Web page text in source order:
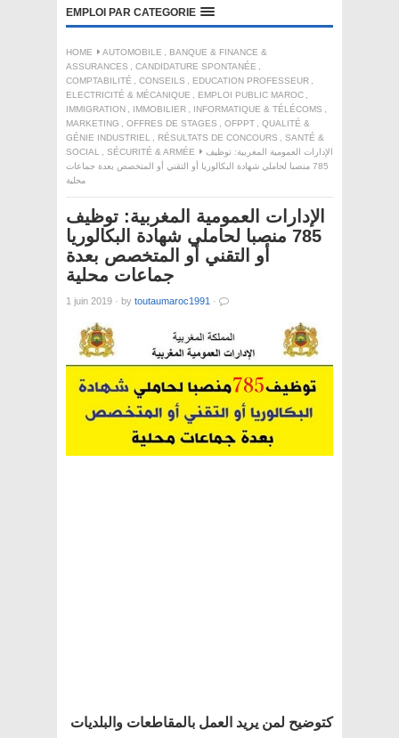
EMPLOI PAR CATEGORIE
HOME AUTOMOBILE , BANQUE & FINANCE &
ASSURANCES , CANDIDATURE SPONTANÉE ,
COMPTABILITÉ , CONSEILS , EDUCATION PROFESSEUR ,
ELECTRICITÉ & MÉCANIQUE , EMPLOI PUBLIC MAROC ,
IMMIGRATION , IMMOBILIER , INFORMATIQUE & TÉLÉCOMS ,
MARKETING , OFFRES DE STAGES , OFPPT , QUALITÉ &
GÉNIE INDUSTRIEL , RÉSULTATS DE CONCOURS , SANTÉ &
SOCIAL , SÉCURITÉ & ARMÉE
الإدارات العمومية المغربية: توظيف
785 منصبا لحاملي شهادة البكالوريا أو التقني أو المتخصص بعدة جماعات
محلية
الإدارات العمومية المغربية: توظيف
785 منصبا لحاملي شهادة البكالوريا
أو التقني أو المتخصص بعدة
جماعات محلية
1 juin 2019 · by toutaumaroc1991 ·
كتوضيح لمن يريد العمل بالمقاطعات والبلديات